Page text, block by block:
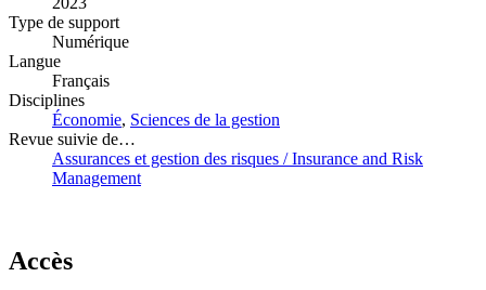
Type de support
Numérique
Langue
Français
Disciplines
Économie, Sciences de la gestion
Revue suivie de…
Assurances et gestion des risques / Insurance and Risk
Management
Accès